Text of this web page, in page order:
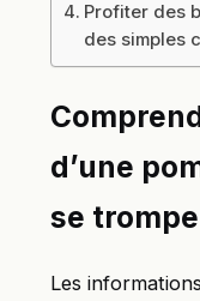
Profiter des
des simples
d’une
se
Les